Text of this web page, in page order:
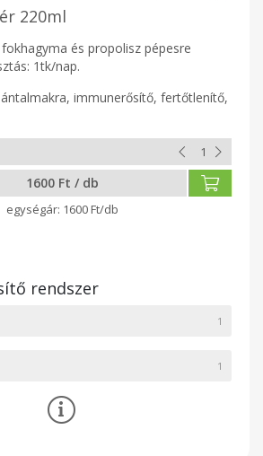
220ml
és propolisz pépesre
1tk/nap.
immunerősítő, fertőtlenítő,
1600 Ft / db
1600 Ft/db
rendszer
1
1